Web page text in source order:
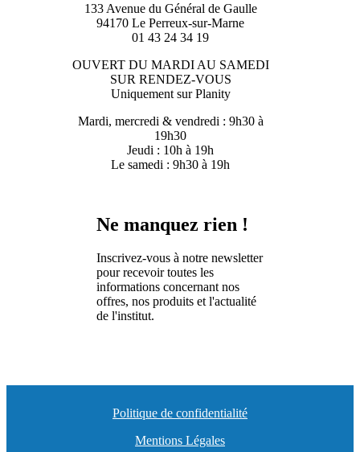
133 Avenue du Général de Gaulle
94170 Le Perreux-sur-Marne
01 43 24 34 19
OUVERT DU MARDI AU SAMEDI
SUR RENDEZ-VOUS
Uniquement sur Planity
Mardi, mercredi & vendredi : 9h30 à
19h30
Jeudi : 10h à 19h
Le samedi : 9h30 à 19h
Ne manquez rien !
Inscrivez-vous à notre newsletter
pour recevoir toutes les
informations concernant nos
offres, nos produits et l'actualité
de l'institut.
Politique de confidentialité
Mentions Légales